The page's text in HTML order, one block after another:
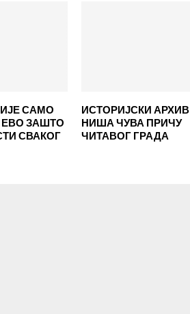
САМО
ЗАШТО
СВАКОГ
ИСТОРИЈСКИ АРХИВ
НИША ЧУВА ПРИЧУ
ЧИТАВОГ ГРАДА